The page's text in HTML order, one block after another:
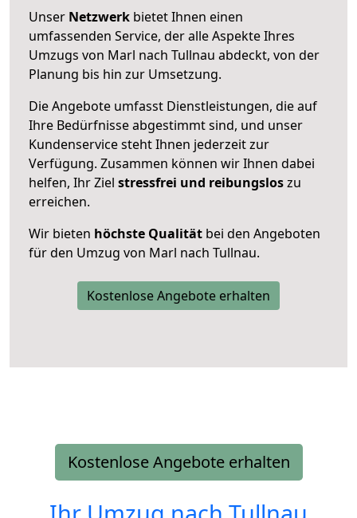
Unser Netzwerk bietet Ihnen einen
umfassenden Service, der alle Aspekte Ihres
Umzugs von Marl nach Tullnau abdeckt, von der
Planung bis hin zur Umsetzung.
Die Angebote umfasst Dienstleistungen, die auf
Ihre Bedürfnisse abgestimmt sind, und unser
Kundenservice steht Ihnen jederzeit zur
Verfügung. Zusammen können wir Ihnen dabei
helfen, Ihr Ziel stressfrei und reibungsloszu
erreichen.
Wir bieten höchste Qualität bei den Angeboten
für den Umzug von Marl nach Tullnau.
Kostenlose Angebote erhalten
Kostenlose Angebote erhalten